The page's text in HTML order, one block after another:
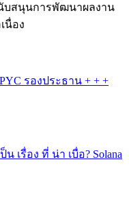
สนุนการพัฒนาผลงาน
นื่อง
รองประธาน + + +
เรื่อง ที่ น่า เบื่อ? Solana